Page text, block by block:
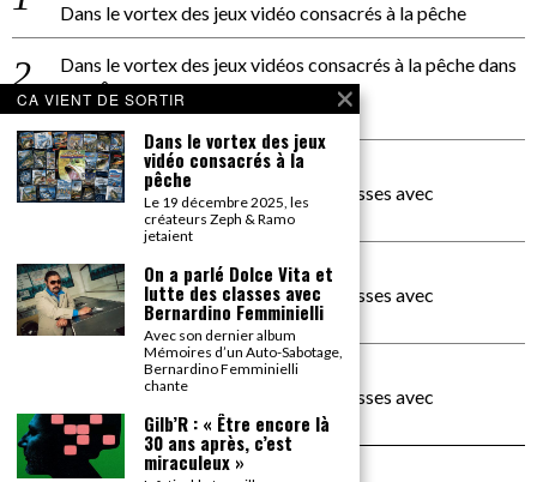
Dans le vortex des jeux vidéo consacrés à la pêche
Dans le vortex des jeux vidéos consacrés à la pêchedans
PACÔME THIELLEMENT
La séance d’Hip Gnose
La Patrie
dans
On a parlé Dolce Vita et lutte des classes avec
Bernardino Femminielli
carte noire negra à l'o tiededans
On a parlé Dolce Vita et lutte des classes avec
Bernardino Femminielli
moise et son mascarédans
On a parlé Dolce Vita et lutte des classes avec
Bernardino Femminielli
CA VIENT DE SORTIR
Dans le vortex des jeux
vidéo consacrés à la
pêche
Le 19 décembre 2025, les
créateurs Zeph & Ramo
jetaient
On a parlé Dolce Vita et
lutte des classes avec
Bernardino Femminielli
Avec son dernier album
Mémoires d’un Auto-Sabotage,
Bernardino Femminielli
chante
Gilb’R : « Être encore là
30 ans après, c’est
miraculeux »